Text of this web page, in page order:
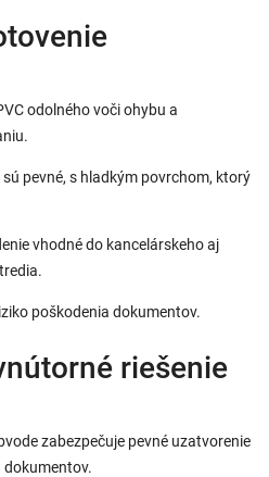
odolného voči ohybu a
pevné, s hladkým povrchom, ktorý
vhodné do kancelárskeho aj
poškodenia dokumentov.
riešenie
zabezpečuje pevné uzatvorenie